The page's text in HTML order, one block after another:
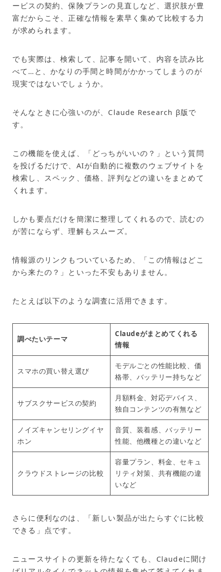
ービスの契約、保険プランの見直しなど、選択肢が豊
富だからこそ、正確な情報を素早く集めて比較する力
が求められます。
でも実際は、検索して、記事を開いて、内容を読み比
べて…と、かなりの手間と時間がかかってしまうのが
現実ではないでしょうか。
そんなときに心強いのが、Claude Research β版で
す。
この機能を使えば、「どっちがいいの？」という質問
を投げるだけで、AIが自動的に複数のウェブサイトを
検索し、スペック、価格、評判などの違いをまとめて
くれます。
しかも要点だけを簡潔に整理してくれるので、読むの
が苦にならず、理解もスムーズ。
情報源のリンクもついているため、「この情報はどこ
から来たの？」といった不安もありません。
たとえば以下のような調査に活用できます。
調べたいテーマ
Claudeがまとめてくれる
情報
スマホの買い替え選び
モデルごとの性能比較、価
格帯、バッテリー持ちなど
サブスクサービスの契約
月額料金、対応デバイス、
独自コンテンツの有無など
ノイズキャンセリングイヤ
ホン
音質、装着感、バッテリー
性能、他機種との違いなど
クラウドストレージの比較
容量プラン、料金、セキュ
リティ対策、共有機能の違
いなど
さらに便利なのは、「新しい製品が出たらすぐに比較
できる」点です。
ニュースサイトの更新を待たなくても、Claudeに聞け